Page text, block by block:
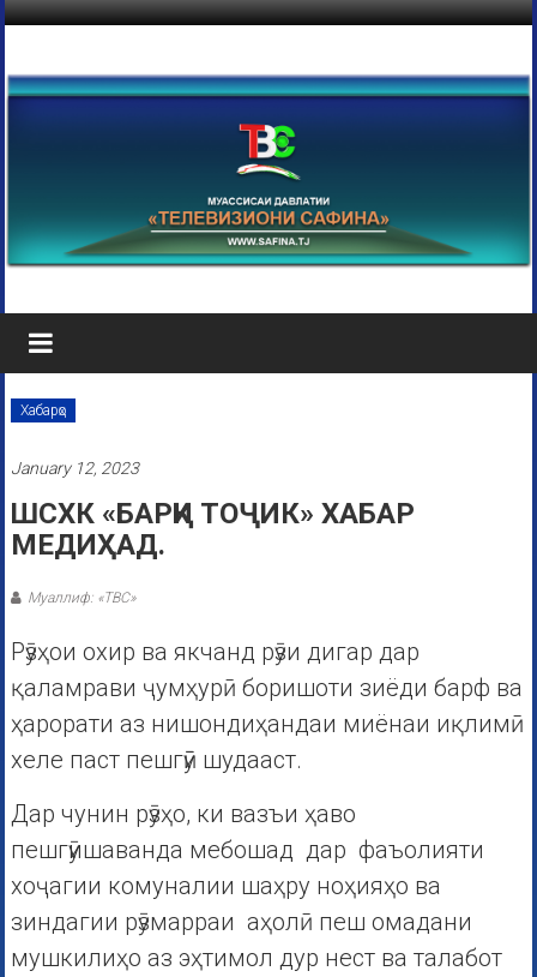
Хабарҳо
January 12, 2023
ШСХК «БАРҚИ ТОҶИК» ХАБАР
МЕДИҲАД.
Муаллиф: «ТВС»
Рӯзҳои охир ва якчанд рӯзи дигар дар
қаламрави ҷумҳурӣ боришоти зиёди барф ва
ҳарорати аз нишондиҳандаи миёнаи иқлимӣ
хеле паст пешгӯӣ шудааст.
Дар чунин рӯзҳо, ки вазъи ҳаво
пешгӯишаванда мебошад дар фаъолияти
хоҷагии комуналии шаҳру ноҳияҳо ва
зиндагии рӯзмарраи аҳолӣ пеш омадани
мушкилиҳо аз эҳтимол дур нест ва талабот